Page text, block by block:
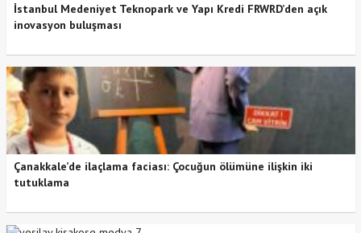
İstanbul Medeniyet Teknopark ve Yapı Kredi FRWRD’den açık
inovasyon buluşması
Çanakkale’de ilaçlama faciası: Çocuğun ölümüne ilişkin iki
tutuklama